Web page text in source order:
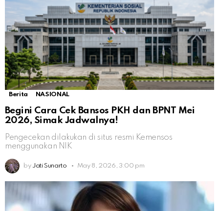
Berita NASIONAL
Begini Cara Cek Bansos PKH dan BPNT Mei
2026, Simak Jadwalnya!
Pengecekan dilakukan di situs resmi Kemensos
menggunakan NIK
by Jati Sunarto May 8, 2026, 3:00 pm